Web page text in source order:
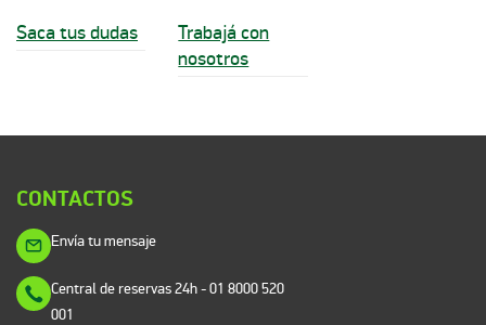
Saca tus dudas
Trabajá con
nosotros
CONTACTOS
Envía tu mensaje
Central de reservas 24h- 01 8000 520
001